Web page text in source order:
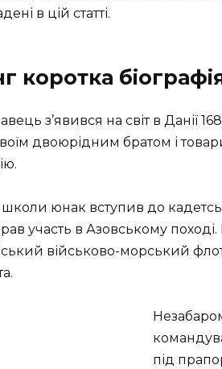
в цій статті.
коротка
з’явився на світ в Данії
своїм двоюрідним братом і
школи юнак вступив до
участь в Азовському
військово-морський
під